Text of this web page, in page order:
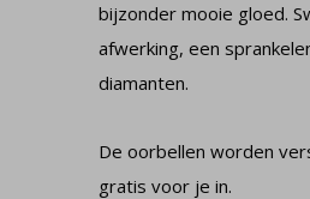
bijzonder mooie gloed.
afwerking, een
diamanten.
De oorbellen worden
gratis voor je in.